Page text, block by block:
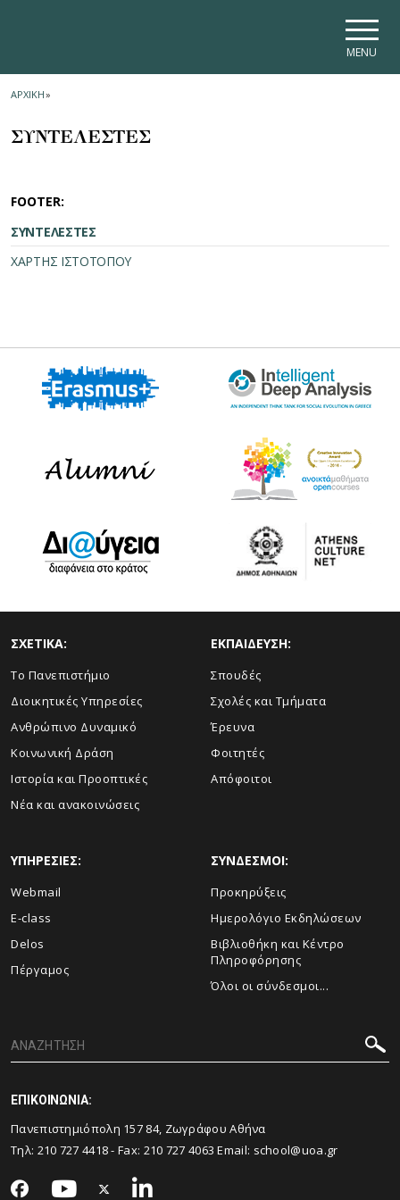
MENU
ΑΡΧΙΚΗ»
ΣΥΝΤΕΛΕΣΤΕΣ
FOOTER:
ΣΥΝΤΕΛΕΣΤΕΣ
ΧΑΡΤΗΣ ΙΣΤΟΤΟΠΟΥ
ΣΧΕΤΙΚΑ:
Το Πανεπιστήμιο
Διοικητικές Υπηρεσίες
Ανθρώπινο Δυναμικό
Κοινωνική Δράση
Ιστορία και Προοπτικές
Νέα και ανακοινώσεις
ΕΚΠΑΙΔΕΥΣΗ:
Σπουδές
Σχολές και Τμήματα
Έρευνα
Φοιτητές
Απόφοιτοι
ΥΠΗΡΕΣΙΕΣ:
Webmail
E-class
Delos
Πέργαμος
ΣΥΝΔΕΣΜΟΙ:
Προκηρύξεις
Ημερολόγιο Εκδηλώσεων
Βιβλιοθήκη και Κέντρο
Πληροφόρησης
Όλοι οι σύνδεσμοι...
ΕΠΙΚΟΙΝΩΝΙΑ:
Πανεπιστημιόπολη 157 84, Ζωγράφου Αθήνα
Τηλ: 210 727 4418- Fax: 210 727 4063 Email: school@uoa.gr